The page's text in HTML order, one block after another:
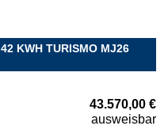
KWH TURISMO MJ26
43.570,00 €
ausweisbar